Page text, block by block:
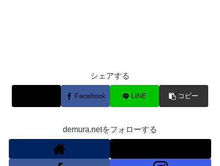
シェアする
Facebook LINE コピー
demura.netをフォローする